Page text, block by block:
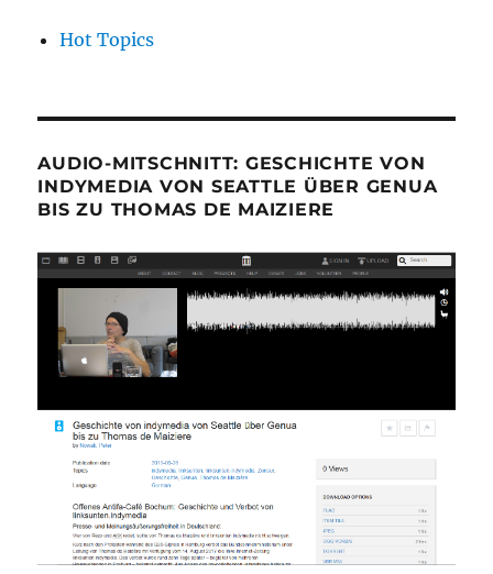
Hot Topics
AUDIO-MITSCHNITT: GESCHICHTE VON
INDYMEDIA VON SEATTLE ÜBER GENUA
BIS ZU THOMAS DE MAIZIERE